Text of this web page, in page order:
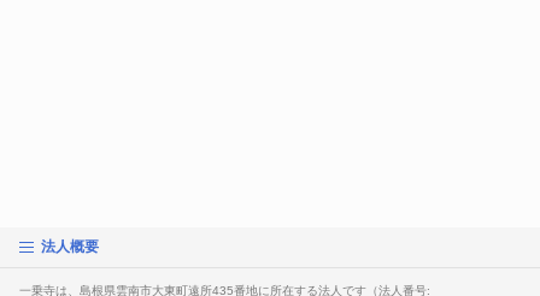
法人概要
一乗寺は、島根県雲南市大東町遠所435番地に所在する法人です（法人番号: